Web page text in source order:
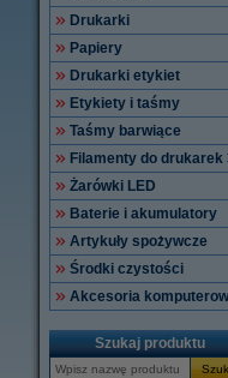
Drukarki
Papiery
Drukarki etykiet
Etykiety i taśmy
Taśmy barwiące
Filamenty do drukarek
Żarówki LED
Baterie i akumulatory
Artykuły spożywcze
Środki czystości
Akcesoria
Szukaj produktu